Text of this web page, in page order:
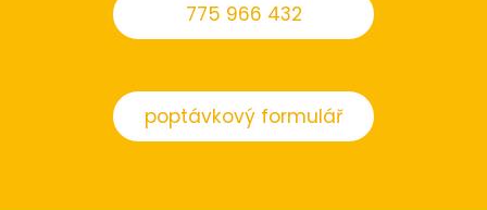
775 966 432
poptávkový formulář